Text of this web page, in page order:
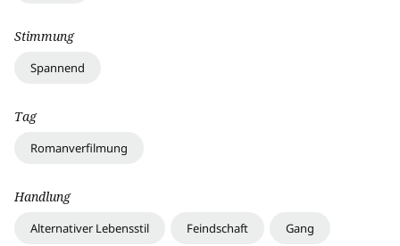
Stimmung
Spannend
Tag
Romanverfilmung
Handlung
Alternativer Lebensstil Feindschaft Gang